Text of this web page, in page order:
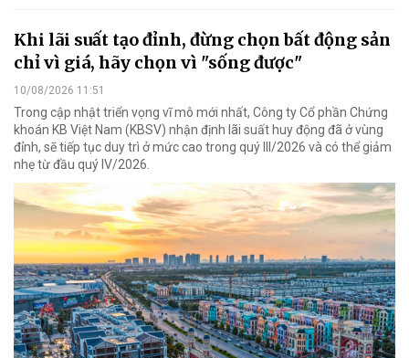
Khi lãi suất tạo đỉnh, đừng chọn bất động sản
chỉ vì giá, hãy chọn vì "sống được"
10/08/2026 11:51
Trong cập nhật triển vọng vĩ mô mới nhất, Công ty Cổ phần Chứng
khoán KB Việt Nam (KBSV) nhận định lãi suất huy động đã ở vùng
đỉnh, sẽ tiếp tục duy trì ở mức cao trong quý III/2026 và có thể giảm
nhẹ từ đầu quý IV/2026.